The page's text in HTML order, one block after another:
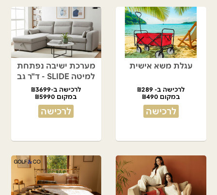
עגלת משא אישית
לרכישה ב- ₪289
במקום ₪490
לרכישה
מערכת ישיבה נפתחת
למיטה SLIDE - ד"ר גב
לרכישה ב-₪3699
במקום ₪5990
לרכישה